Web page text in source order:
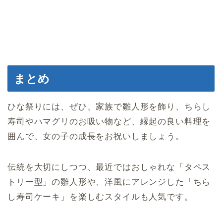
まとめ
ひな祭りには、ぜひ、家族で雛人形を飾り、ちらし
寿司やハマグリのお吸い物など、縁起の良い料理を
囲んで、女の子の成長をお祝いしましょう。
伝統を大切にしつつ、最近ではおしゃれな「タペス
トリー型」の雛人形や、洋風にアレンジした「ちら
し寿司ケーキ」を楽しむスタイルも人気です。